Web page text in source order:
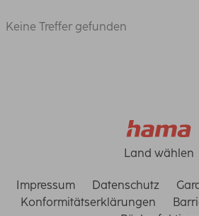
Keine Treffer gefunden
Land wählen
Impressum Datenschutz
Konformitätserklärungen